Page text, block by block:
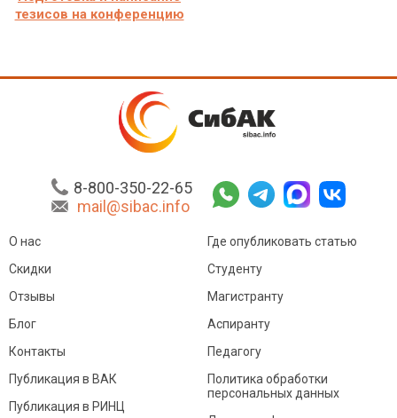
тезисов на конференцию
8-800-350-22-65
mail@sibac.info
О нас
Скидки
Отзывы
Блог
Контакты
Где опубликовать статью
Студенту
Магистранту
Аспиранту
Педагогу
Публикация в ВАК
Публикация в РИНЦ
Политика обработки
персональных данных